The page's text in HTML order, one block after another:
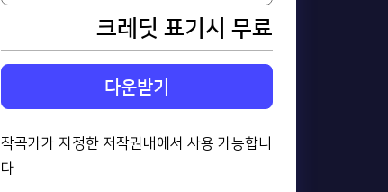
크레딧 표기시 무료
다운받기
작곡가가 지정한 저작권내에서 사용 가능합니
다